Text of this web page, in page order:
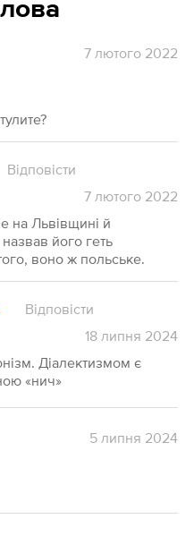
7 лютого 2022
Відповісти
7 лютого 2022
на Львівщині й
його геть
воно ж польське.
Відповісти
18 липня 2024
Діалектизмом є
«нич»
5 липня 2024